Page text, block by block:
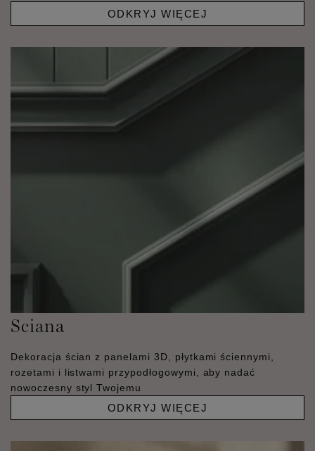
ODKRYJ WIĘCEJ
Sciana
Dekoracja ścian z panelami 3D, płytkami ściennymi,
rozetami i listwami przypodłogowymi, aby nadać
nowoczesny styl Twojemu
ODKRYJ WIĘCEJ